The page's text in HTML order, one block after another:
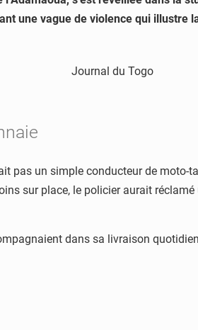
Vodun
Days
une vague de violence qui
pas un simple conducteur de moto-
sur place, le policier aurait
dans sa livraison